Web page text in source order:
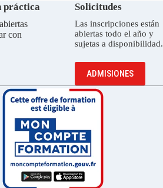
práctica
con
Solicitudes
Las inscripciones están
abiertas todo el año y
sujetas a disponibilidad.
ADMISIONES